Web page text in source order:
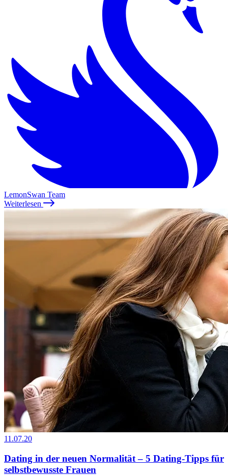
LemonSwan Team
Weiterlesen
11.07.20
Dating in der neuen Normalität – 5 Dating-Tipps für
selbstbewusste Frauen